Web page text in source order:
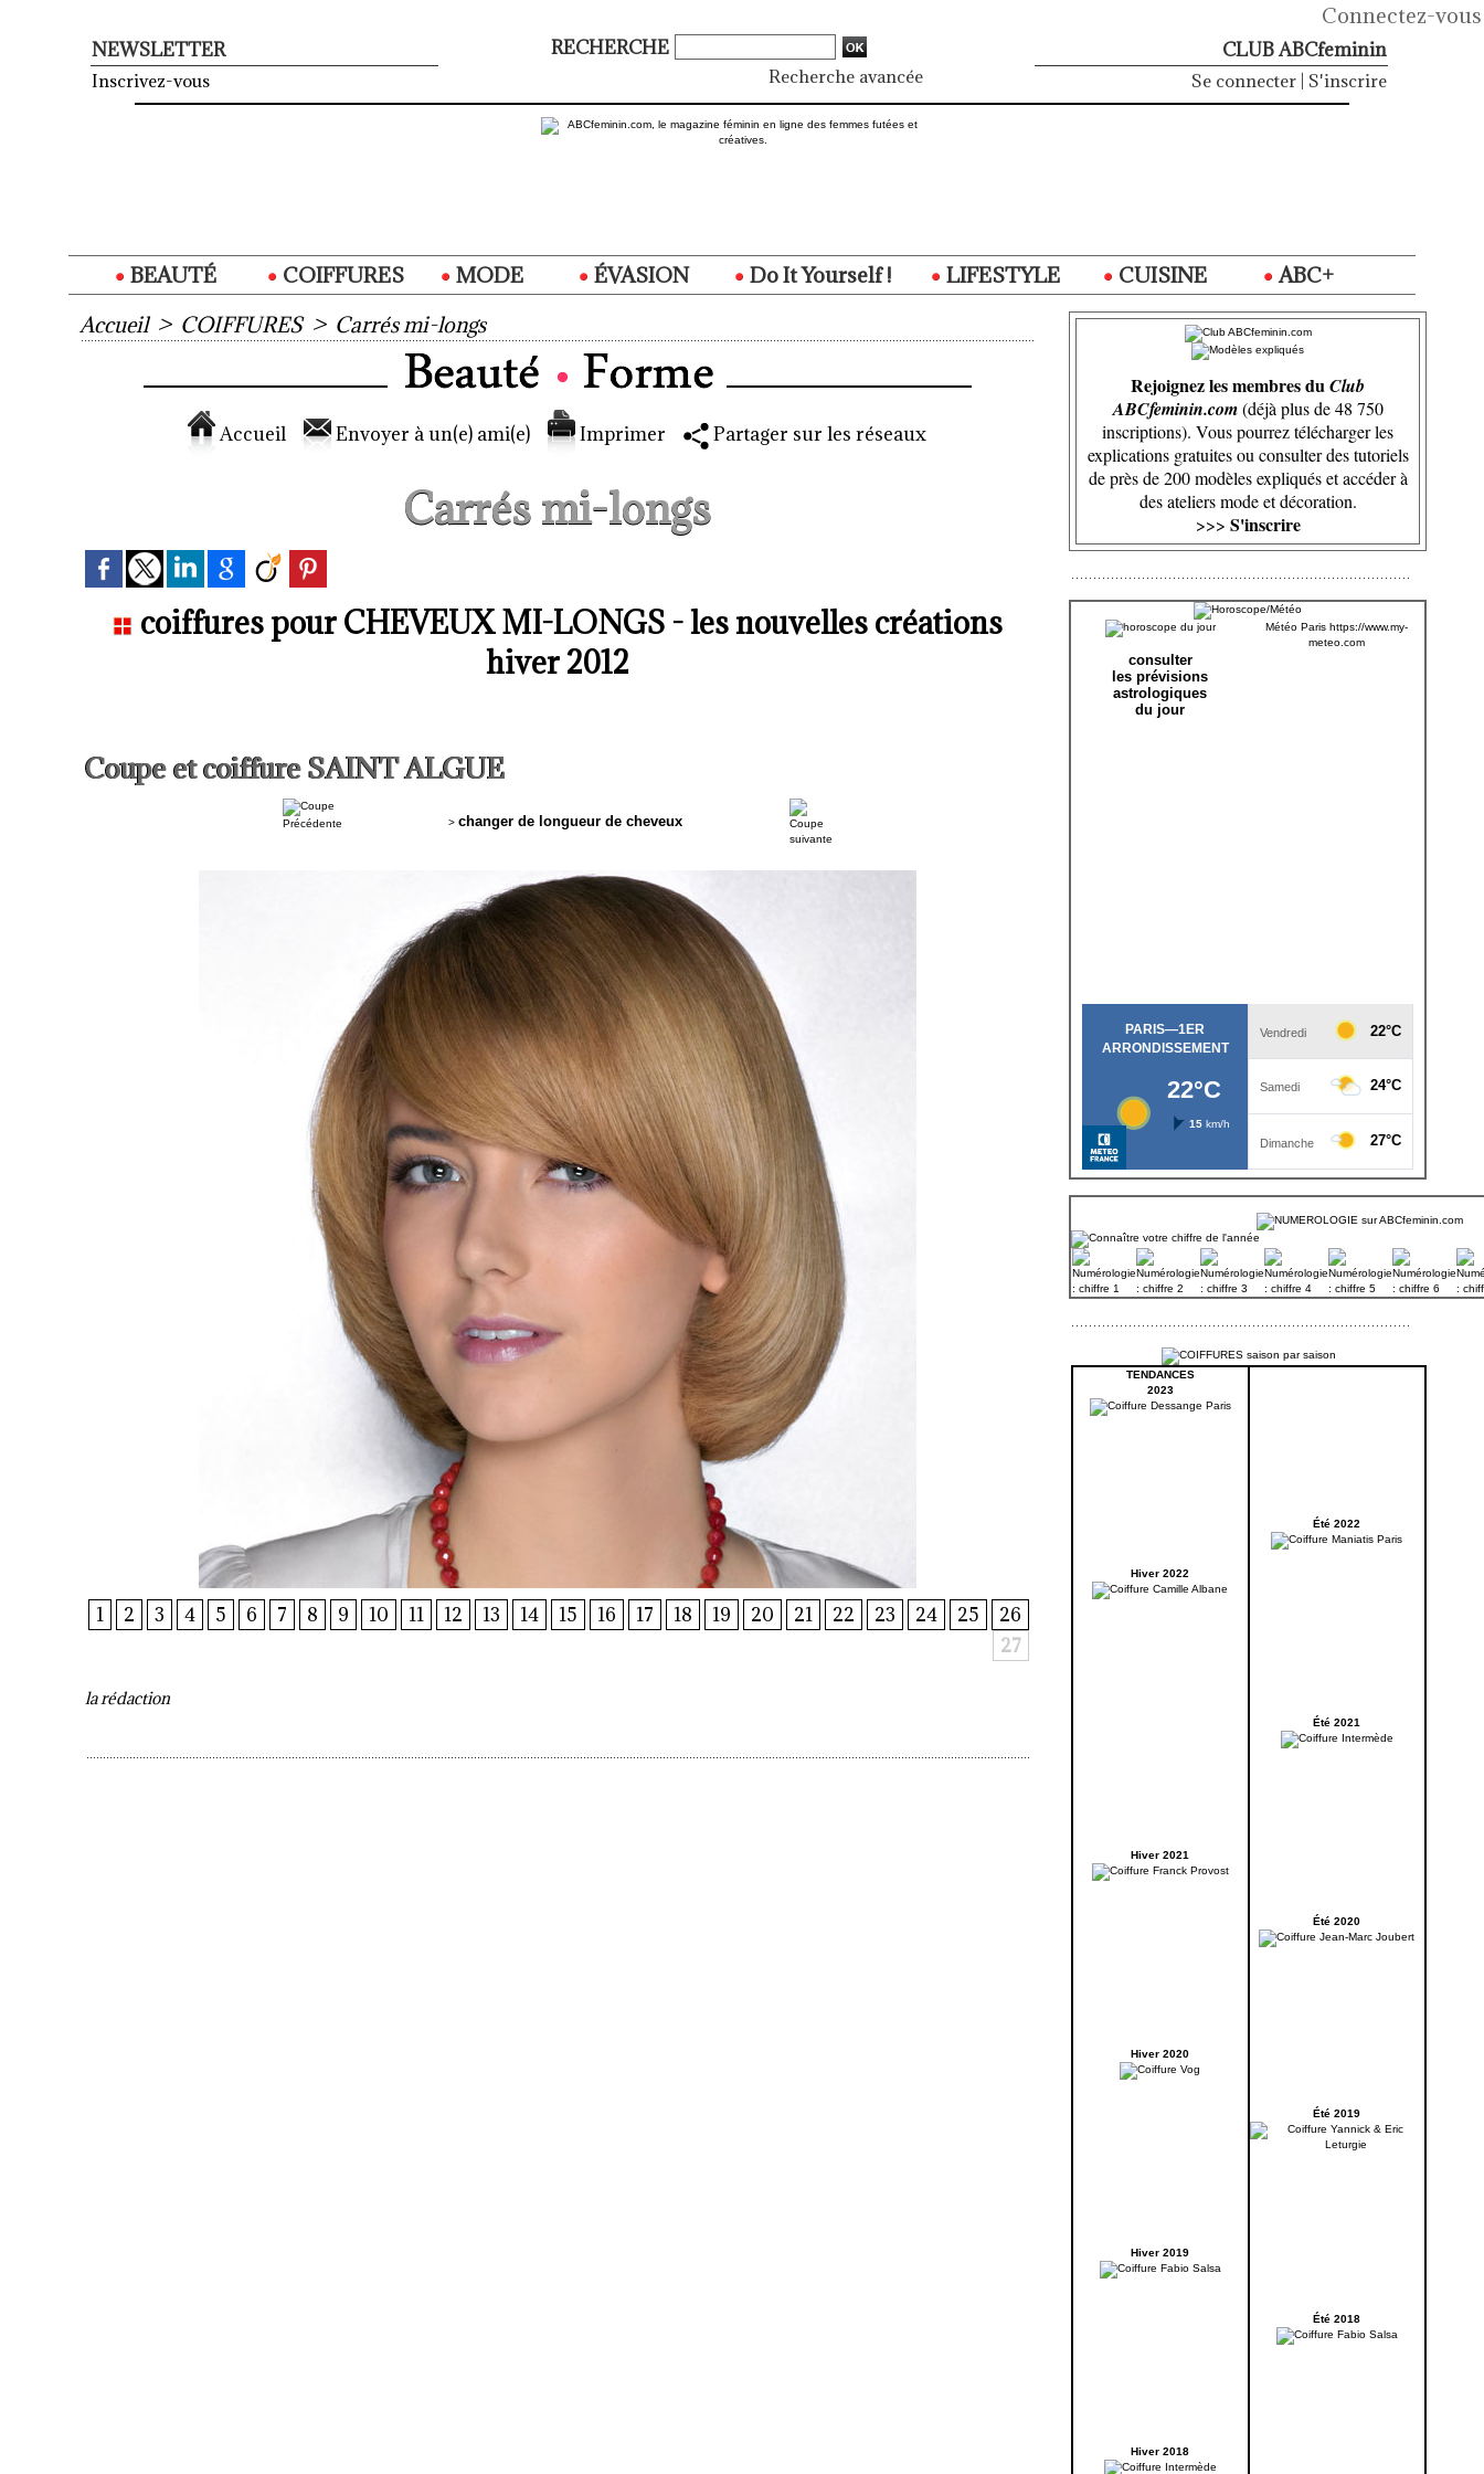
Connectez-vous
NEWSLETTER
Inscrivez-vous
RECHERCHE
Recherche avancée
CLUB ABCfeminin
Se connecter S'inscrire
BEAUTÉ COIFFURES MODE ÉVASION Do It Yourself ! LIFESTYLE CUISINE
ABC+
Accueil > COIFFURES > Carrés mi-longs
Accueil Envoyer à un(e) ami(e) Imprimer Partager sur les réseaux
Carrés mi-longs
coiffures pour CHEVEUX MI-LONGS - les nouvelles créations
hiver 2012
Coupe et coiffure SAINT ALGUE
> changer de longueur de cheveux
1 2 3 4 5 6 7 8 9 10 11 12 13 14 15 16 17 18 19 20 21 22 23 24 25
26
27
la rédaction
Rejoignez les membres duClub
ABCfeminin.com(déjà plus de 48 750
inscriptions). Vous pourrez télécharger les
explications gratuites ou consulter des tutoriels
de près de 200 modèles expliqués et accéder à
des ateliers mode et décoration.
>>> S'inscrire
consulter
les prévisions
astrologiques
du jour
Météo Paris https://www.my-
meteo.com
TENDANCES
2023
Hiver 2022
Hiver 2021
Hiver 2020
Hiver 2019
Hiver 2018
Été 2022
Été 2021
Été 2020
Été 2019
Été 2018